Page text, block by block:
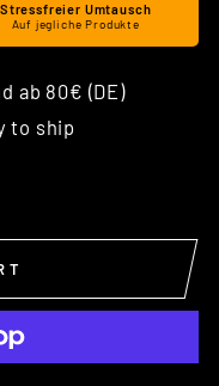
Stressfreier Umtausch
Auf jegliche Produkte
ab 80€ (DE)
to ship